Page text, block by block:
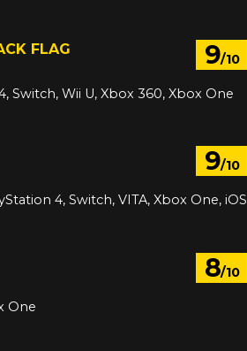
9/10
FLAG
Switch, Wii U, Xbox 360, Xbox One
9/10
4, Switch, VITA, Xbox One, iOS
8/10
One